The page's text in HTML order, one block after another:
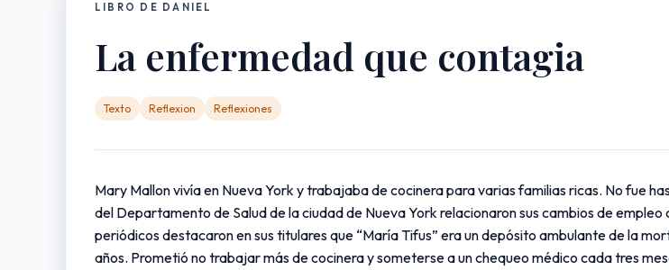
LIBRO DE DANIEL
La enfermedad que contagia
Texto Reflexion Reflexiones
Mary Mallon vivía en Nueva York y trabajaba de cocinera para varias familias ricas. No fue
del Departamento de Salud de la ciudad de Nueva York relacionaron sus cambios de
periódicos destacaron en sus titulares que “María Tifus” era un depósito ambulante de la
años. Prometió no trabajar más de cocinera y someterse a un chequeo médico cada tres